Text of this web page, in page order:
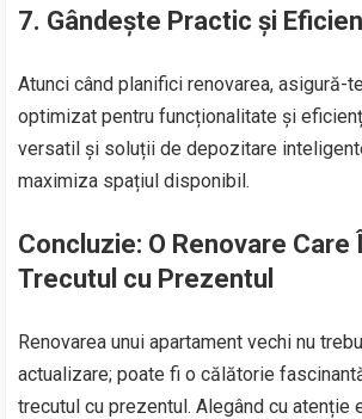
7. Gândește Practic și
Atunci când planifici renovarea, asigură-
optimizat pentru funcționalitate și
versatil și soluții de depozitare
maximiza spațiul disponibil.
Concluzie: O Renovare Care
Trecutul cu Prezentul
Renovarea unui apartament vechi nu
actualizare; poate fi o călătorie
trecutul cu prezentul. Alegând cu atenție